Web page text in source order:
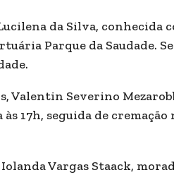
da Silva, conhecida
Parque da Saudade.
Valentin Severino
17h, seguida de
Iolanda Vargas Staack,